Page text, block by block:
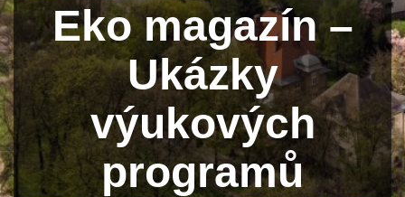
Eko magazín –
Ukázky
výukových
programů